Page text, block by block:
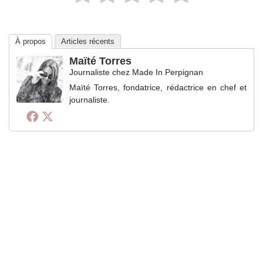
À propos Articles récents
Maïté Torres
Journaliste chez Made In Perpignan
Maïté Torres, fondatrice, rédactrice en chef et
journaliste.